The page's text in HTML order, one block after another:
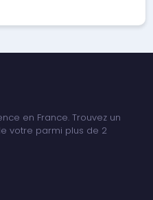
en France. Trouvez un
votre parmi plus de 2